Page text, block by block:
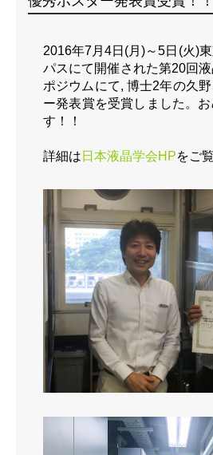
2016年7月4日(月)～5日(火)
パスにて開催された第20回
ポジウムにて, 博士2年の久
ー発表賞を受賞しました。
す！！
詳細は 日本液晶学会HPをご